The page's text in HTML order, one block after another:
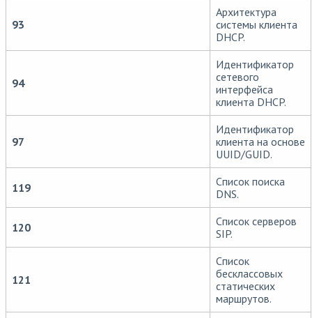
93
Архитектура
системы клиента
DHCP.
94
Идентификатор
сетевого
интерфейса
клиента DHCP.
97
Идентификатор
клиента на основе
UUID/GUID.
119
Список поиска
DNS.
120
Список серверов
SIP.
121
Список
бесклассовых
статических
маршрутов.